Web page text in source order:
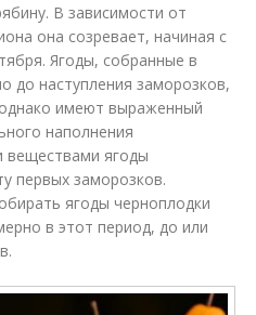
В зависимости от
она созревает, начиная с
Ягоды, собранные в
до наступления заморозков,
имеют выраженный
наполнения
веществами ягоды
первых заморозков.
ягоды черноплодки
в этот период, до или